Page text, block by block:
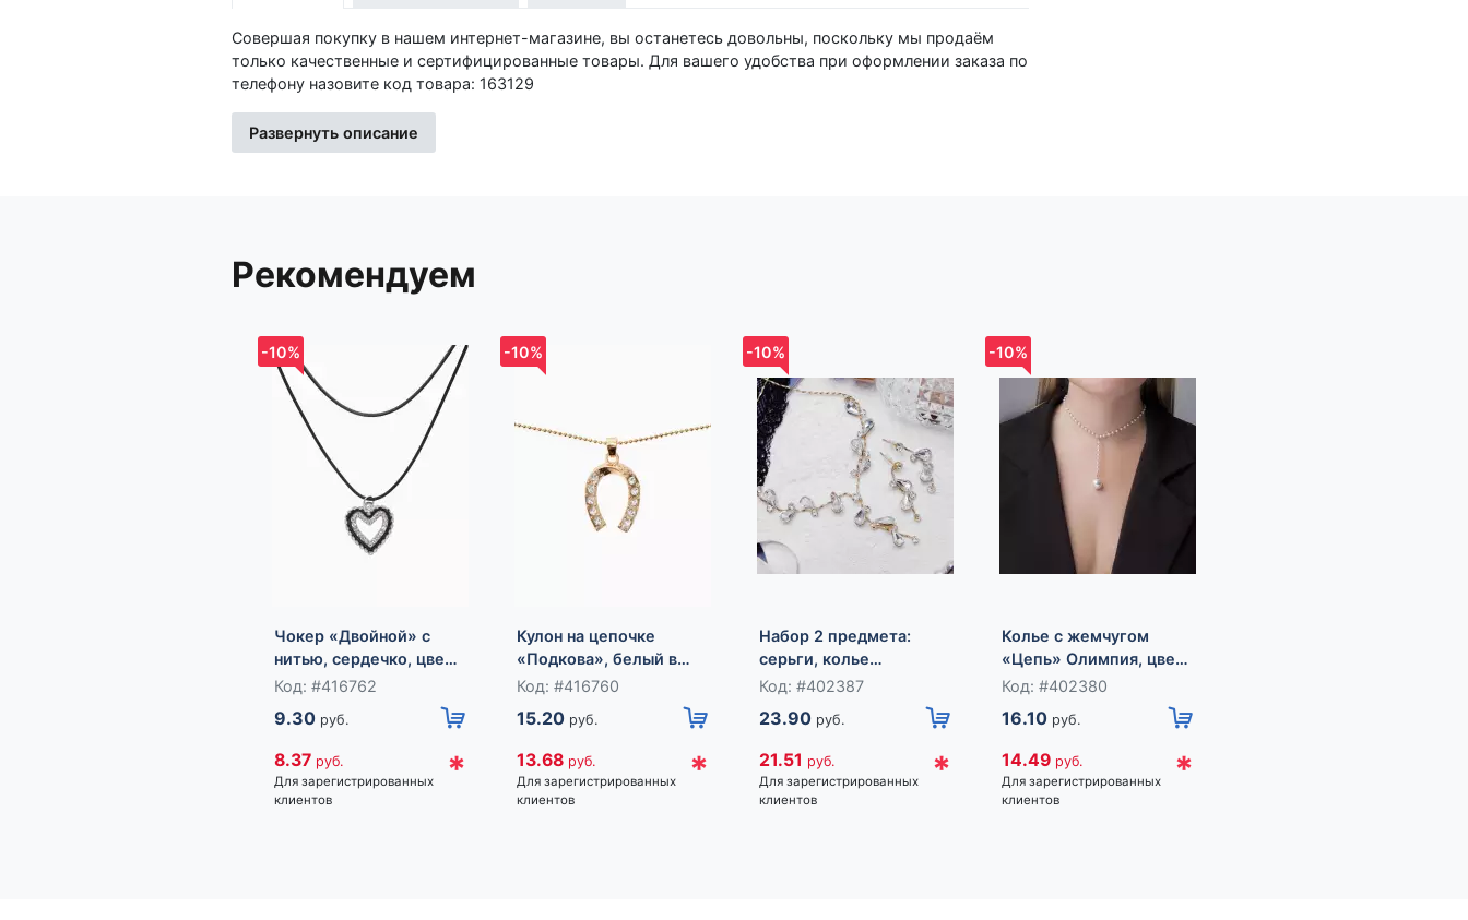
Совершая покупку в нашем интернет-магазине, вы останетесь довольны, поскольку мы продаём
только качественные и сертифицированные товары. Для вашего удобства при оформлении заказа по
телефону назовите код товара: 163129
Изготовитель: Иу Жусима Крафтс Кампани Лимитед, ФЗ, номер 781, Чаочжоу Норс Роад, Иу Сити,
Развернуть описание
Рекомендуем
-10%
Чокер «Двойной» с
нитью, сердечко, цвет
бело-чёрный в
Код: #416762
9.30 руб.
8.37 руб.
Для зарегистрированных
клиентов
*
-10%
Кулон на цепочке
«Подкова», белый в
золоте, 45 см
Код: #416760
15.20 руб.
13.68 руб.
Для зарегистрированных
клиентов
*
-10%
Набор 2 предмета:
серьги, колье
«Изумление» цветение,
цвет белый в золоте,
42 см
Код: #402387
23.90 руб.
21.51 руб.
Для зарегистрированных
клиентов
*
-10%
Колье с жемчугом
«Цепь» Олимпия, цвет
белый в золоте, 32 см
Код: #402380
16.10 руб.
14.49 руб.
Для зарегистрированных
клиентов
*